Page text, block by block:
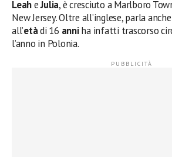
LeaheJulia, è cresciuto a Marlboro
New Jersey. Oltre all’inglese, parla
all’etàdi 16 anniha infatti trascorso
l’anno in Polonia.